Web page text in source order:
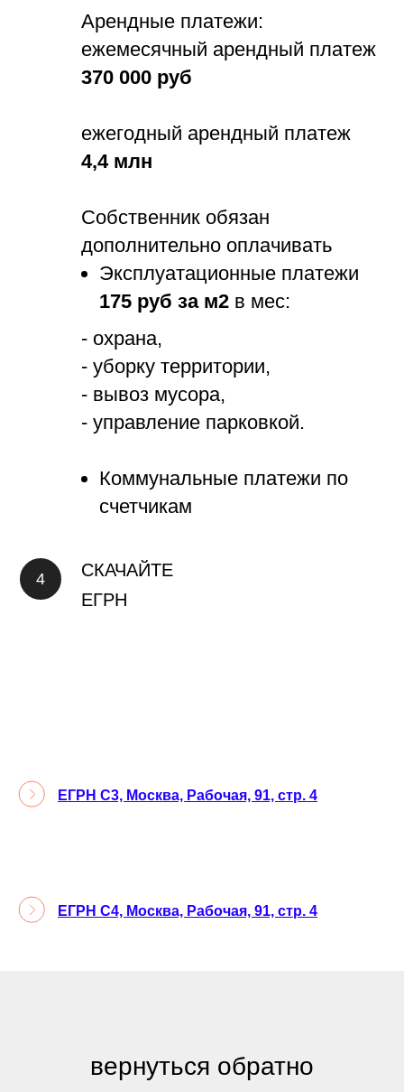
Арендные платежи:
ежемесячный арендный платеж
370 000 руб
ежегодный арендный платеж
4,4 млн
Собственник обязан
дополнительно оплачивать
Эксплуатационные платежи
175 руб за м2 в мес:
- охрана,
- уборку территории,
- вывоз мусора,
- управление парковкой.
Коммунальные платежи по
счетчикам
СКАЧАЙТЕ
ЕГРН
ЕГРН С3, Москва, Рабочая, 91, стр. 4
ЕГРН С4, Москва, Рабочая, 91, стр. 4
вернуться обратно